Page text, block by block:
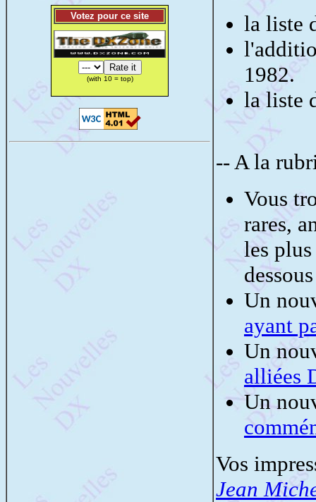
Votez pour ce site
(with 10 = top)
la liste
1982.
la liste
-- A la
Vous
rares,
les
Un
ayant
Un
alliées
Un
Vos
Jean